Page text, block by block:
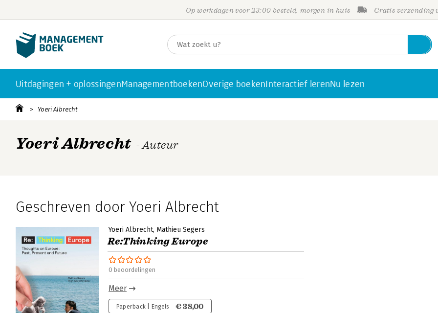
Op werkdagen voor 23:00 besteld, morgen in huis Gratis verzending
Uitdagingen + oplossingenManagementboekenOverige boekenInteractief lerenNu lezen
Yoeri Albrecht
Yoeri Albrecht - Auteur
Geschreven door Yoeri Albrecht
Yoeri Albrecht Mathieu Segers
Re:Thinking Europe
0 beoordelingen
Meer
Paperback | Engels € 38,00